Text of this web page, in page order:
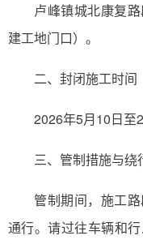
卢峰镇城北康复
建工地门口）。
二、封闭施工时间
2026年5月10日至
三、管制措施与绕
管制期间，施工
通行。请过往车辆和